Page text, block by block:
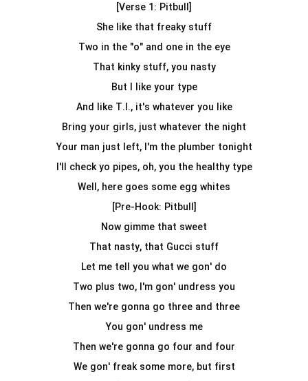
[Verse 1: Pitbull]
She like that freaky stuff
Two in the "o" and one in the eye
That kinky stuff, you nasty
But I like your type
And like T.I., it's whatever you like
Bring your girls, just whatever the night
Your man just left, I'm the plumber tonight
I'll check yo pipes, oh, you the healthy type
Well, here goes some egg whites
[Pre-Hook: Pitbull]
Now gimme that sweet
That nasty, that Gucci stuff
Let me tell you what we gon' do
Two plus two, I'm gon' undress you
Then we're gonna go three and three
You gon' undress me
Then we're gonna go four and four
We gon' freak some more, but first